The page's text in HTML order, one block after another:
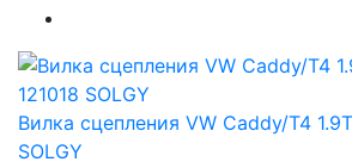
Вилка сцепления VW Caddy/T4
SOLGY